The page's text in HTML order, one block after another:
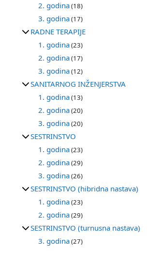
2. godina(18)
3. godina(17)
RADNE TERAPIJE
1. godina(23)
2. godina(17)
3. godina(12)
SANITARNOG INŽENJERSTVA
1. godina(13)
2. godina(20)
3. godina(20)
SESTRINSTVO
1. godina(23)
2. godina(29)
3. godina(26)
SESTRINSTVO (hibridna nastava)
1. godina(23)
2. godina(29)
SESTRINSTVO (turnusna nastava)
3. godina(27)